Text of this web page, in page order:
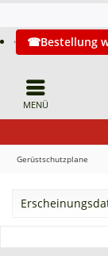
MENÜ
Bestellung
Gerüstschutzplane